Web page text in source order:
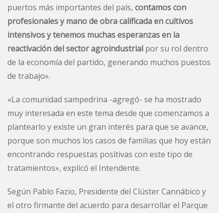
puertos más importantes del país, contamos con
profesionales y mano de obra calificada en cultivos
intensivos y tenemos muchas esperanzas en la
reactivación del sector agroindustrial por su rol dentro
de la economía del partido, generando muchos puestos
de trabajo».
«La comunidad sampedrina -agregó- se ha mostrado
muy interesada en este tema desde que comenzamos a
plantearlo y existe un gran interés para que se avance,
porque son muchos los casos de familias que hoy están
encontrando respuestas positivas con este tipo de
tratamientos», explicó el Intendente.
Según Pablo Fazio, Presidente del Clúster Cannábico y
el otro firmante del acuerdo para desarrollar el Parque